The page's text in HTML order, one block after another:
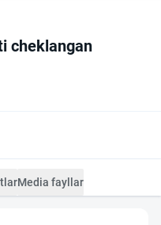
cheklangan
Media fayllar